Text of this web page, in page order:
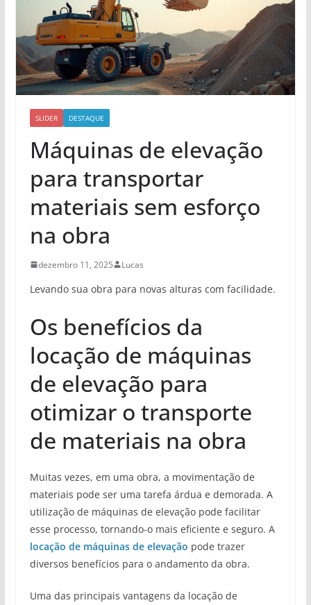
SLIDER DESTAQUE
Máquinas de elevação
para transportar
materiais sem esforço
na obra
dezembro 11, 2025 Lucas
Levando sua obra para novas alturas com facilidade.
Os benefícios da
locação de máquinas
de elevação para
otimizar o transporte
de materiais na obra
Muitas vezes, em uma obra, a movimentação de
materiais pode ser uma tarefa árdua e demorada. A
utilização de máquinas de elevação pode facilitar
esse processo, tornando-o mais eficiente e seguro. A
locação de máquinas de elevação pode trazer
diversos benefícios para o andamento da obra.
Uma das principais vantagens da locação de